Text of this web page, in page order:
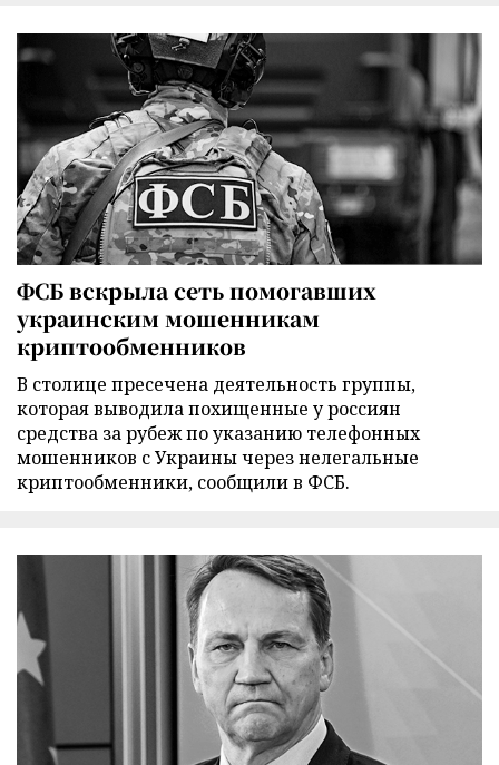
ФСБ вскрыла сеть помогавших
украинским мошенникам
криптообменников
В столице пресечена деятельность группы,
которая выводила похищенные у россиян
средства за рубеж по указанию телефонных
мошенников с Украины через нелегальные
криптообменники, сообщили в ФСБ.